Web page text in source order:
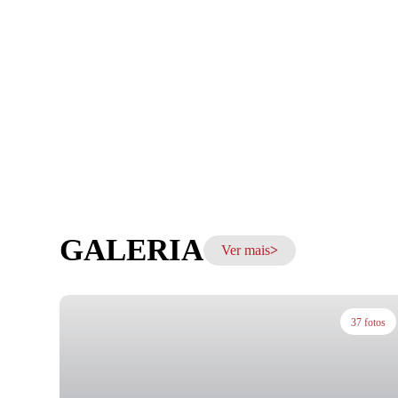
GALERIA Ver mais
37 fotos